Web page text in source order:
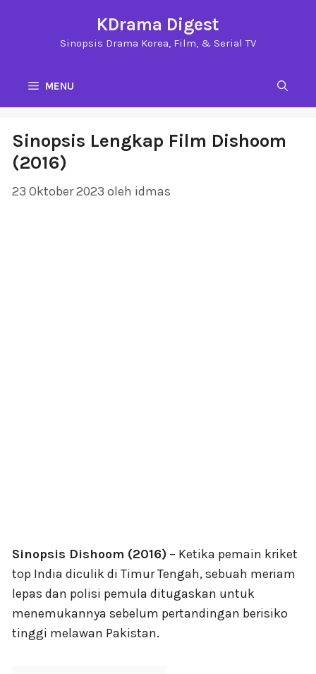
KDrama Digest
Sinopsis Drama Korea, Film, & Serial TV
MENU
Sinopsis Lengkap Film Dishoom
(2016)
23 Oktober 2023 oleh idmas
Sinopsis Dishoom (2016) – Ketika pemain kriket
top India diculik di Timur Tengah, sebuah meriam
lepas dan polisi pemula ditugaskan untuk
menemukannya sebelum pertandingan berisiko
tinggi melawan Pakistan.